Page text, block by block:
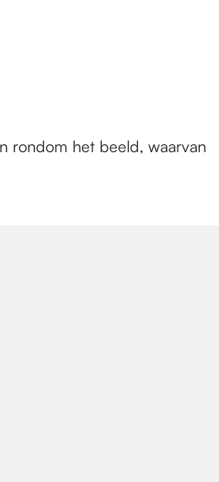
rondom het beeld, waarvan